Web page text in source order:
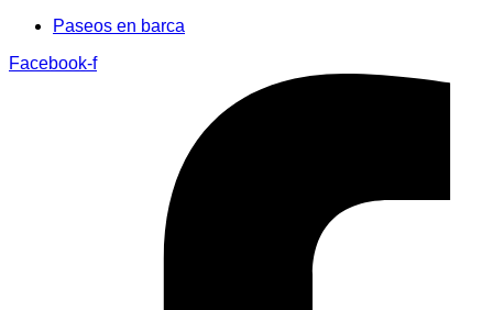
Paseos en barca
Facebook-f